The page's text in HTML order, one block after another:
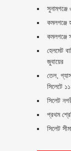
কমলগঞ্জে
কমলগঞ্জে
হেলমেট
জুবায়ের
তেল,
সিলেটে
সিলেট
প্রথম
সিলেট